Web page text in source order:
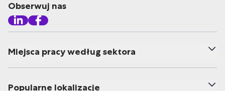
Obserwuj nas
Miejsca pracy według sektora
Popularne lokalizacje